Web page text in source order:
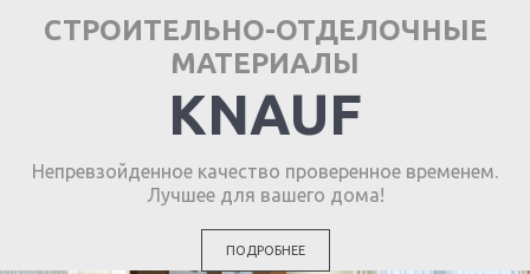
СТРОИТЕЛЬНО-ОТДЕЛОЧНЫЕ
МАТЕРИАЛЫ
KNAUF
Непревзойденное качество проверенное временем.
Лучшее для вашего дома!
ПОДРОБНЕЕ